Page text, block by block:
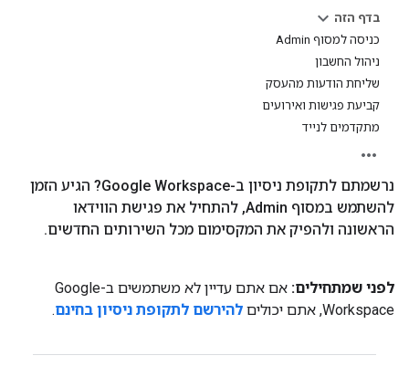
בדף הזה
כניסה למסוף Admin
ניהול החשבון
שליחת הודעות מהעסק
קביעת פגישות ואירועים
מתקדמים לנייד
נרשמתם לתקופת ניסיון ב-Google Workspace? הגיע הזמן
להשתמש במסוף Admin
, להתחיל את פגישת הווידאו
הראשונה ולהפיק את המקסימום מכל השירותים החדשים.
לפני שמתחילים:
אם אתם עדיין לא משתמשים ב-Google
Workspace, אתם יכולים
להירשם לתקופת ניסיון בחינם.